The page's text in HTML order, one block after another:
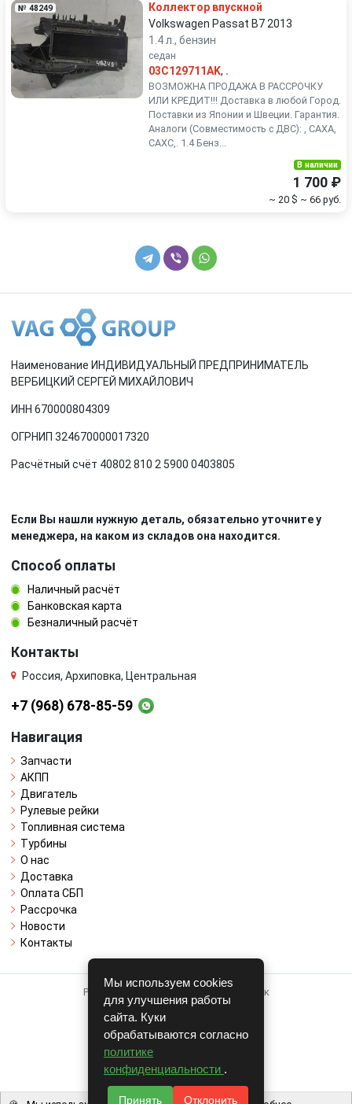
№ 48249
Коллектор впускной
Volkswagen Passat B7 2013
1.4 л., бензин
седан
03C129711AK, .
ВОЗМОЖНА ПРОДАЖА В РАССРОЧКУ
ИЛИ КРЕДИТ!!! Доставка в любой Город.
Поставки из Японии и Швеции. Гарантия.
Аналоги (Совместимость с ДВС): , CAXA,
CAXC,. 1.4 Бенз...
В наличии
1 700 ₽
~ 20 $ ~ 66 руб.
Наименование ИНДИВИДУАЛЬНЫЙ ПРЕДПРИНИМАТЕЛЬ
ВЕРБИЦКИЙ СЕРГЕЙ МИХАЙЛОВИЧ
ИНН 670000804309
ОГРНИП 324670000017320
Расчётный счёт 40802 810 2 5900 0403805
Если Вы нашли нужную деталь, обязательно уточните у
менеджера, на каком из складов она находится.
Способ оплаты
Наличный расчёт
Банковская карта
Безналичный расчёт
Контакты
Россия, Архиповка, Центральная
+7 (968) 678-85-59
Навигация
Запчасти
АКПП
Двигатель
Рулевые рейки
Топливная система
Турбины
О нас
Доставка
Оплата СБП
Рассрочка
Новости
Контакты
Работает на системе для авторазборок
CARRO.БИЗНЕС
Полная версия
© COPYRIGHT 2026 г.
v1.1.24
Мы используем cookies
для улучшения работы
сайта. Куки
обрабатываются согласно
политике
конфиденциальности .
Принять Отклонить